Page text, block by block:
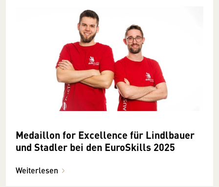
Medaillon for Excellence für Lindlbauer
und Stadler bei den EuroSkills 2025
Weiterlesen